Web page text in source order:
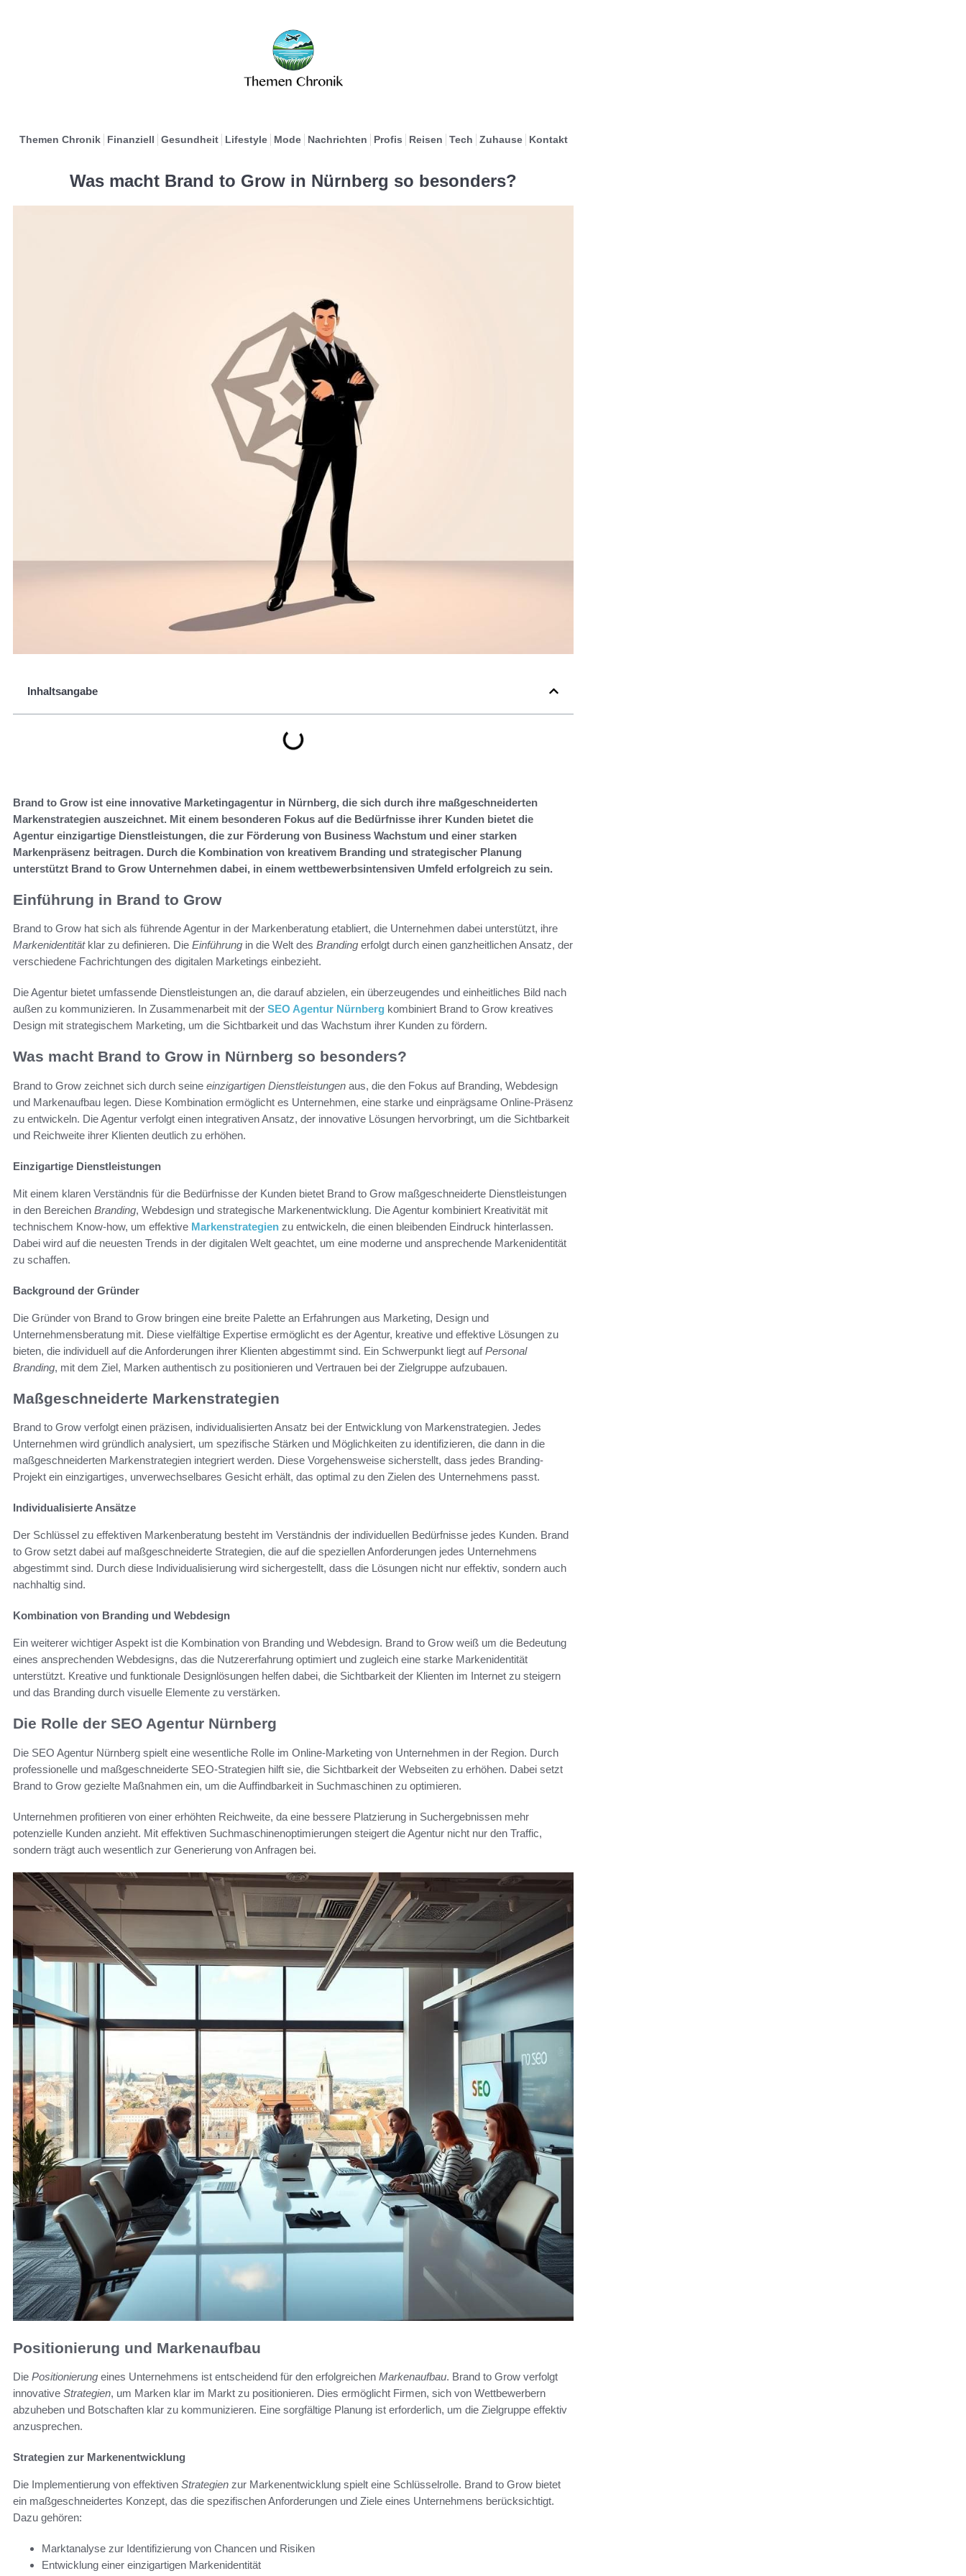
Themen Chronik Finanziell Gesundheit Lifestyle Mode Nachrichten Profis Reisen Tech Zuhause Kontakt
Was macht Brand to Grow in Nürnberg so besonders?
Inhaltsangabe
Brand to Grow ist eine innovative Marketingagentur in Nürnberg, die sich durch ihre maßgeschneiderten
Markenstrategien auszeichnet. Mit einem besonderen Fokus auf die Bedürfnisse ihrer Kunden bietet die
Agentur einzigartige Dienstleistungen, die zur Förderung von Business Wachstum und einer starken
Markenpräsenz beitragen. Durch die Kombination von kreativem Branding und strategischer Planung
unterstützt Brand to Grow Unternehmen dabei, in einem wettbewerbsintensiven Umfeld erfolgreich zu sein.
Einführung in Brand to Grow
Brand to Grow hat sich als führende Agentur in der Markenberatung etabliert, die Unternehmen dabei unterstützt, ihre
Markenidentitätklar zu definieren. Die Einführung in die Welt des Branding erfolgt durch einen ganzheitlichen Ansatz, der
verschiedene Fachrichtungen des digitalen Marketings einbezieht.
Die Agentur bietet umfassende Dienstleistungen an, die darauf abzielen, ein überzeugendes und einheitliches Bild nach
außen zu kommunizieren. In Zusammenarbeit mit der SEO Agentur Nürnberg kombiniert Brand to Grow kreatives
Design mit strategischem Marketing, um die Sichtbarkeit und das Wachstum ihrer Kunden zu fördern.
Was macht Brand to Grow in Nürnberg so besonders?
Brand to Grow zeichnet sich durch seine einzigartigen Dienstleistungen aus, die den Fokus auf Branding, Webdesign
und Markenaufbau legen. Diese Kombination ermöglicht es Unternehmen, eine starke und einprägsame Online-Präsenz
zu entwickeln. Die Agentur verfolgt einen integrativen Ansatz, der innovative Lösungen hervorbringt, um die Sichtbarkeit
und Reichweite ihrer Klienten deutlich zu erhöhen.
Einzigartige Dienstleistungen
Mit einem klaren Verständnis für die Bedürfnisse der Kunden bietet Brand to Grow maßgeschneiderte Dienstleistungen
in den Bereichen Branding, Webdesign und strategische Markenentwicklung. Die Agentur kombiniert Kreativität mit
technischem Know-how, um effektive Markenstrategien zu entwickeln, die einen bleibenden Eindruck hinterlassen.
Dabei wird auf die neuesten Trends in der digitalen Welt geachtet, um eine moderne und ansprechende Markenidentität
zu schaffen.
Background der Gründer
Die Gründer von Brand to Grow bringen eine breite Palette an Erfahrungen aus Marketing, Design und
Unternehmensberatung mit. Diese vielfältige Expertise ermöglicht es der Agentur, kreative und effektive Lösungen zu
bieten, die individuell auf die Anforderungen ihrer Klienten abgestimmt sind. Ein Schwerpunkt liegt aufPersonal
Branding, mit dem Ziel, Marken authentisch zu positionieren und Vertrauen bei der Zielgruppe aufzubauen.
Maßgeschneiderte Markenstrategien
Brand to Grow verfolgt einen präzisen, individualisierten Ansatz bei der Entwicklung von Markenstrategien. Jedes
Unternehmen wird gründlich analysiert, um spezifische Stärken und Möglichkeiten zu identifizieren, die dann in die
maßgeschneiderten Markenstrategien integriert werden. Diese Vorgehensweise sicherstellt, dass jedes Branding-
Projekt ein einzigartiges, unverwechselbares Gesicht erhält, das optimal zu den Zielen des Unternehmens passt.
Individualisierte Ansätze
Der Schlüssel zu effektiven Markenberatung besteht im Verständnis der individuellen Bedürfnisse jedes Kunden. Brand
to Grow setzt dabei auf maßgeschneiderte Strategien, die auf die speziellen Anforderungen jedes Unternehmens
abgestimmt sind. Durch diese Individualisierung wird sichergestellt, dass die Lösungen nicht nur effektiv, sondern auch
nachhaltig sind.
Kombination von Branding und Webdesign
Ein weiterer wichtiger Aspekt ist die Kombination von Branding und Webdesign. Brand to Grow weiß um die Bedeutung
eines ansprechenden Webdesigns, das die Nutzererfahrung optimiert und zugleich eine starke Markenidentität
unterstützt. Kreative und funktionale Designlösungen helfen dabei, die Sichtbarkeit der Klienten im Internet zu steigern
und das Branding durch visuelle Elemente zu verstärken.
Die Rolle der SEO Agentur Nürnberg
Die SEO Agentur Nürnberg spielt eine wesentliche Rolle im Online-Marketing von Unternehmen in der Region. Durch
professionelle und maßgeschneiderte SEO-Strategien hilft sie, die Sichtbarkeit der Webseiten zu erhöhen. Dabei setzt
Brand to Grow gezielte Maßnahmen ein, um die Auffindbarkeit in Suchmaschinen zu optimieren.
Unternehmen profitieren von einer erhöhten Reichweite, da eine bessere Platzierung in Suchergebnissen mehr
potenzielle Kunden anzieht. Mit effektiven Suchmaschinenoptimierungen steigert die Agentur nicht nur den Traffic,
sondern trägt auch wesentlich zur Generierung von Anfragen bei.
Positionierung und Markenaufbau
Die Positionierung eines Unternehmens ist entscheidend für den erfolgreichen Markenaufbau. Brand to Grow verfolgt
innovative Strategien, um Marken klar im Markt zu positionieren. Dies ermöglicht Firmen, sich von Wettbewerbern
abzuheben und Botschaften klar zu kommunizieren. Eine sorgfältige Planung ist erforderlich, um die Zielgruppe effektiv
anzusprechen.
Strategien zur Markenentwicklung
Die Implementierung von effektiven Strategien zur Markenentwicklung spielt eine Schlüsselrolle. Brand to Grow bietet
ein maßgeschneidertes Konzept, das die spezifischen Anforderungen und Ziele eines Unternehmens berücksichtigt.
Dazu gehören:
Marktanalyse zur Identifizierung von Chancen und Risiken
Entwicklung einer einzigartigen Markenidentität